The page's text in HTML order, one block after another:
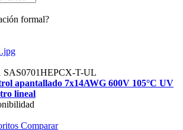
formal?
SAS0701HEPCX-T-UL
apantallado 7x14AWG 600V 105°C UV
lineal
Comparar